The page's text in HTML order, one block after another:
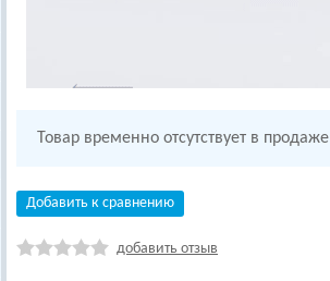
Товар временно отсутствует в продаже
Добавить к сравнению
добавить отзыв